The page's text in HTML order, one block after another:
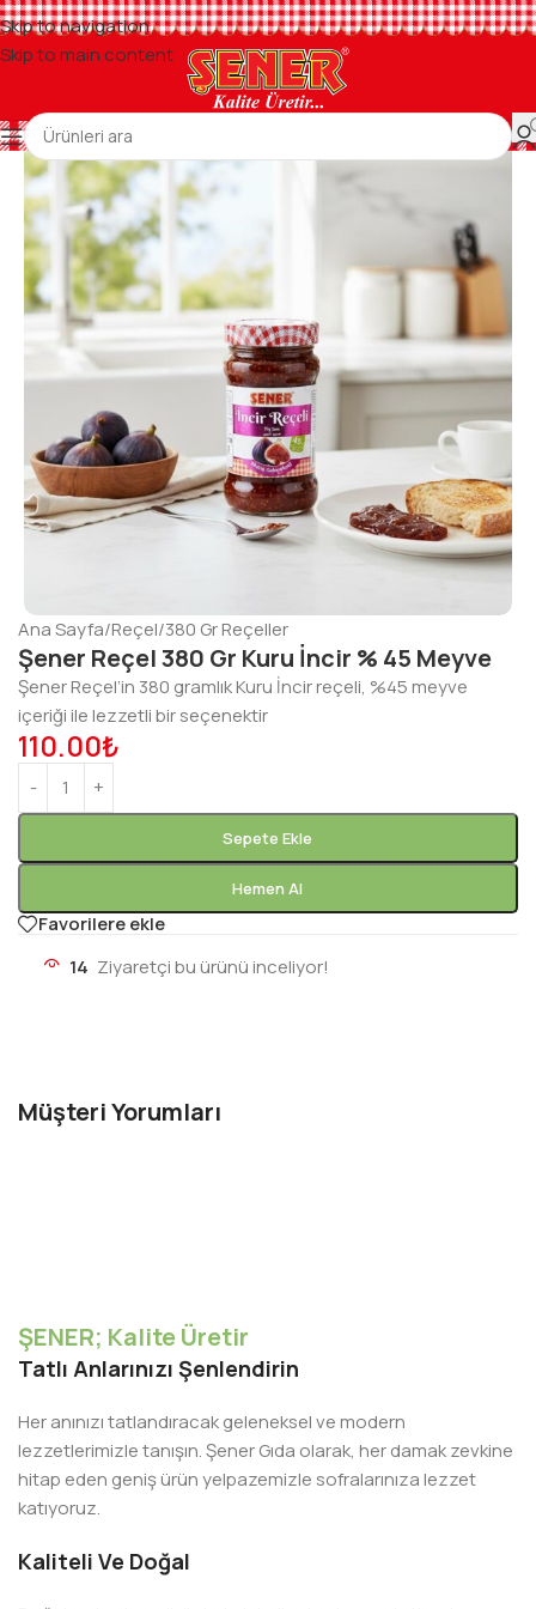
Skip to navigation
Skip to main content
Ana Sayfa/Reçel/380 Gr Reçeller
Şener Reçel 380 Gr Kuru İncir % 45 Meyve
Şener Reçel’in 380 gramlık Kuru İncir reçeli, %45 meyve
içeriği ile lezzetli bir seçenektir
110.00₺
Sepete Ekle
Hemen Al
Favorilere ekle
14 Ziyaretçi bu ürünü inceliyor!
Müşteri Yorumları
ŞENER; Kalite Üretir
Tatlı Anlarınızı Şenlendirin
Her anınızı tatlandıracak geleneksel ve modern
lezzetlerimizle tanışın. Şener Gıda olarak, her damak zevkine
hitap eden geniş ürün yelpazemizle sofralarınıza lezzet
katıyoruz.
Kaliteli Ve Doğal